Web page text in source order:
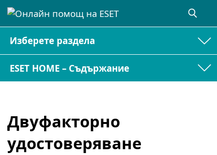
Изберете раздела
ESET HOME – Съдържание
Двуфакторно
удостоверяване